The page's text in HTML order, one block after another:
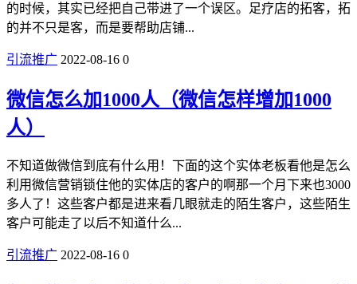
的时候，其实已经把自己带进了一个误区。足疗店的拓客，拓
的并不只是客，而是要帮助店铺...
引流推广 2022-08-16 0
微信怎么加1000人（微信怎样增加1000
人）
不知道做微信到底有什么用！下面的这个实体老板看他是怎么
利用微信营销锁住他的实体店的客户的啊那一个月下来也3000
多人了！这些客户都是进来看几眼就走的陌生客户，这些陌生
客户可能走了以后不知道什么...
引流推广 2022-08-16 0